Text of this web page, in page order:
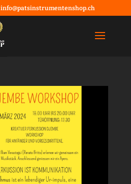
info@patsinstrumentenshop.ch